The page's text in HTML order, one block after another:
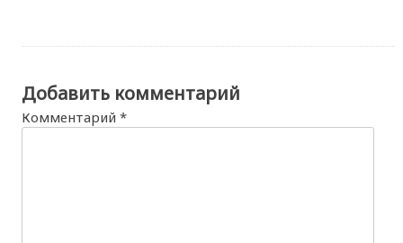
Добавить комментарий
Комментарий*